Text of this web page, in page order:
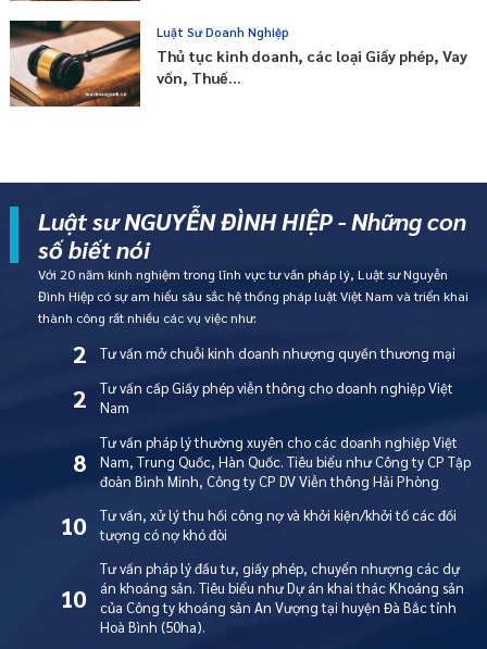
Luật Sư Doanh Nghiệp
Thủ tục kinh doanh, các loại Giấy phép, Vay
vốn, Thuế...
Luật sư NGUYỄN ĐÌNH HIỆP - Những con
số biết nói
Với 20 năm kinh nghiệm trong lĩnh vực tư vấn pháp lý, Luật sư Nguyễn
Đình Hiệp có sự am hiểu sâu sắc hệ thống pháp luật Việt Nam và triển khai
thành công rất nhiều các vụ việc như:
2 Tư vấn mở chuỗi kinh doanh nhượng quyền thương mại
2
Tư vấn cấp Giấy phép viễn thông cho doanh nghiệp Việt
Nam
8
Tư vấn pháp lý thường xuyên cho các doanh nghiệp Việt
Nam, Trung Quốc, Hàn Quốc. Tiêu biểu như Công ty CP Tập
đoàn Bình Minh, Công ty CP DV Viễn thông Hải Phòng
10
Tư vấn, xử lý thu hồi công nợ và khởi kiện/khởi tố các đối
tượng có nợ khó đòi
10
Tư vấn pháp lý đầu tư, giấy phép, chuyển nhượng các dự
án khoáng sản. Tiêu biểu như Dự án khai thác Khoáng sản
của Công ty khoáng sản An Vượng tại huyện Đà Bắc tỉnh
Hoà Bình (50ha).